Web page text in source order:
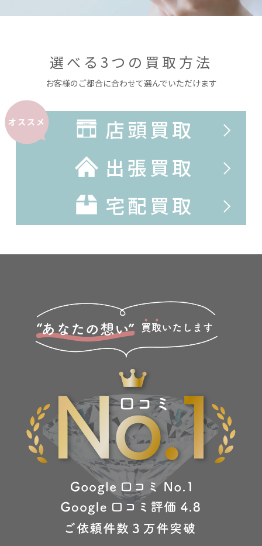
選べる3つの買取方法
お客様のご都合に合わせて選んでいただけます
オススメ
店頭買取
出張買取
宅配買取